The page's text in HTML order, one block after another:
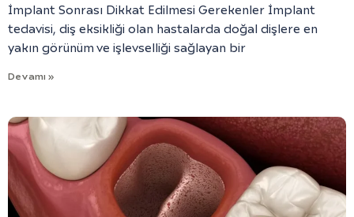
İmplant Sonrası Dikkat Edilmesi Gerekenler İmplant
tedavisi, diş eksikliği olan hastalarda doğal dişlere en
yakın görünüm ve işlevselliği sağlayan bir
Devamı »